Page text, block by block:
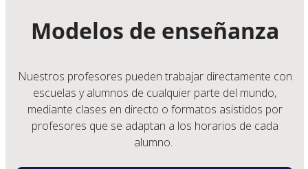
Modelos de enseñanza
Nuestros profesores pueden trabajar directamente con
escuelas y alumnos de cualquier parte del mundo,
mediante clases en directo o formatos asistidos por
profesores que se adaptan a los horarios de cada
alumno.